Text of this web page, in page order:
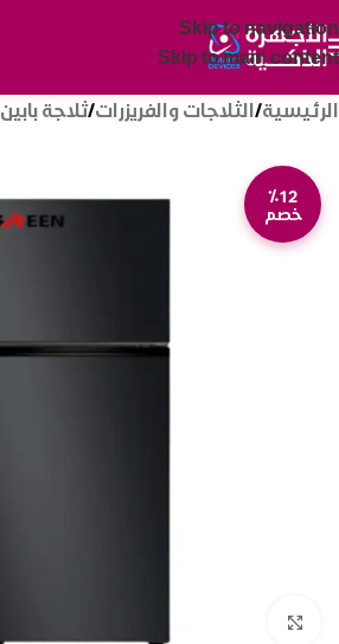
Skip to navigation
Skip to main content
الرئيسية/الثلاجات والفريزرات/ثلاجة بابين
٪12
خصم